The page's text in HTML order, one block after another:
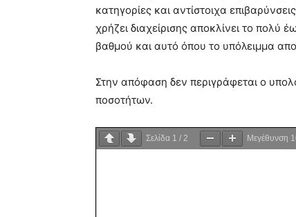
κατηγορίες και αντίστοιχα
χρήζει διαχείρισης αποκλίνει το πολύ
βαθμού και αυτό όπου το υπόλειμμα
Στην απόφαση δεν περιγράφεται ο
ποσοτήτων.
Σελίδα 1 / 2 Μεγέθυνση